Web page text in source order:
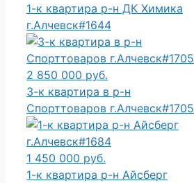
1-к квартира р-н ДК Химика
г.Алчевск#1644
2 850 000 руб.
3-к квартира в р-н
Спорттоваров г.Алчевск#1705
1 450 000 руб.
1-к квартира р-н Айсберг